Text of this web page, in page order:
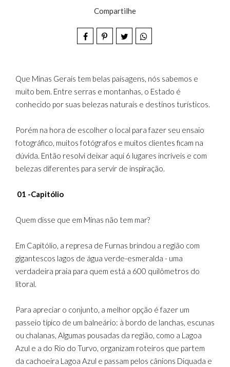
Compartilhe
Que Minas Gerais tem belas paisagens, nós sabemos e
muito bem. Entre serras e montanhas, o Estado é
conhecido por suas belezas naturais e destinos turísticos.
Porém na hora de escolher o local para fazer seu ensaio
fotográfico, muitos fotógrafos e muitos clientes ficam na
dúvida. Então resolvi deixar aqui 6 lugares incríveis e com
belezas diferentes para servir de inspiração.
01 -Capitólio
Quem disse que em Minas não tem mar?
Em Capitólio, a represa de Furnas brindou a região com
gigantescos lagos de água verde-esmeralda - uma
verdadeira praia para quem está a 600 quilômetros do
litoral.
Para apreciar o conjunto, a melhor opção é fazer um
passeio típico de um balneário: à bordo de lanchas, escunas
ou chalanas, Algumas pousadas da região, como a Lagoa
Azul e a do Rio do Turvo, organizam roteiros que partem
da cachoeira Lagoa Azul e passam pelos cânions Diquada e